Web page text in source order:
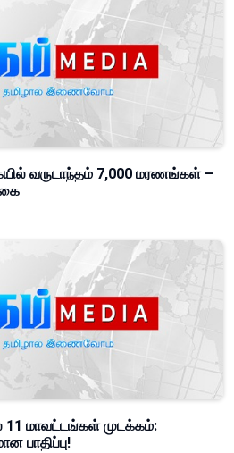
வருடாந்தம் 7,000 மரணங்கள் –
மாவட்டங்கள் முடக்கம்:
பாதிப்பு!